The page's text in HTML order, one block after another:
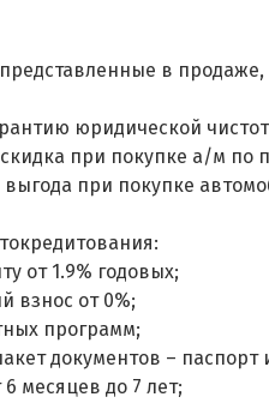
в
юридической
при покупке а/м
при покупке
от 1.9% годовых;
взнос от 0%;
программ;
документов – паспорт
месяцев до 7 лет;